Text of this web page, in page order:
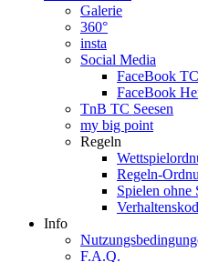
Galerie
360°
insta
Social Media
FaceBook
FaceBook
TnB TC Seesen
my big point
Regeln
Regeln-
Spielen ohne
Info
F.A.Q.